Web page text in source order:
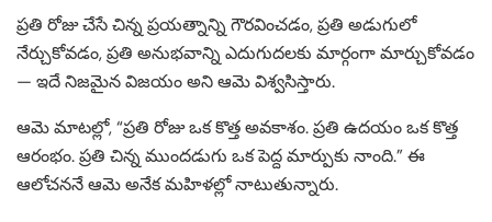
ప్రతి రోజు చేసే చిన్న ప్రయత్నాన్ని గౌరవించడం, ప్రతి అడుగులో
నేర్చుకోవడం, ప్రతి అనుభవాన్ని ఎదుగుదలకు మార్గంగా మార్చుకోవడం
— ఇదే నిజమైన విజయం అని ఆమె విశ్వసిస్తారు.
ఆమె మాటల్లో, “ప్రతి రోజు ఒక కొత్త అవకాశం. ప్రతి ఉదయం ఒక కొత్త
ఆరంభం. ప్రతి చిన్న ముందడుగు ఒక పెద్ద మార్పుకు నాంది.” ఈ
ఆలోచననే ఆమె అనేక మహిళల్లో నాటుతున్నారు.